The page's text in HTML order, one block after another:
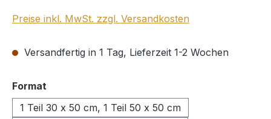
Preise inkl. MwSt. zzgl. Versandkosten
Versandfertig in 1 Tag, Lieferzeit 1-2 Wochen
Format
1 Teil 30 x 50 cm, 1 Teil 50 x 50 cm